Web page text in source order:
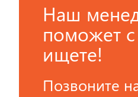
Наш
поможет
ищете!
Позвоните